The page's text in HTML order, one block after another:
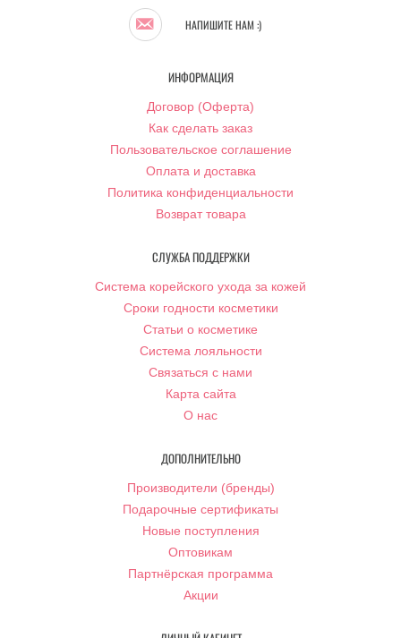
НАПИШИТЕ НАМ :)
ИНФОРМАЦИЯ
Договор (Оферта)
Как сделать заказ
Пользовательское соглашение
Оплата и доставка
Политика конфиденциальности
Возврат товара
СЛУЖБА ПОДДЕРЖКИ
Система корейского ухода за кожей
Сроки годности косметики
Статьи о косметике
Система лояльности
Связаться с нами
Карта сайта
О нас
ДОПОЛНИТЕЛЬНО
Производители (бренды)
Подарочные сертификаты
Новые поступления
Оптовикам
Партнёрская программа
Акции